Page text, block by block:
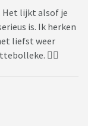
je de dagen
Het lijkt alsof je
is. Ik herken
liefst weer
🧚‍♀️